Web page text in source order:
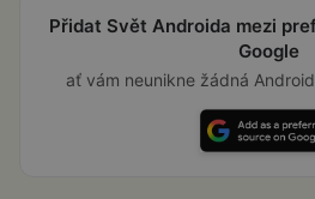
Přidat Svět Androida mezi
Google
ať vám neunikne žádná